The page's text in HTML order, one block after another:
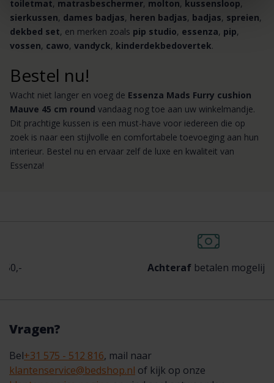
toiletmat, matrasbeschermer, molton, kussensloop,
sierkussen, dames badjas, heren badjas, badjas, spreien,
dekbed set, en merken zoals pip studio, essenza, pip,
vossen, cawo, vandyck, kinderdekbedovertek.
Bestel nu!
Wacht niet langer en voeg de Essenza Mads Furry cushion
Mauve 45 cm round vandaag nog toe aan uw winkelmandje.
Dit prachtige kussen is een must-have voor iedereen die op
zoek is naar een stijlvolle en comfortabele toevoeging aan hun
interieur. Bestel nu en ervaar zelf de luxe en kwaliteit van
Essenza!
Achterafbetalen mogelijk
Vragen?
Bel+31 575 - 512 816, mail naar
klantenservice@bedshop.nl of kijk op onze